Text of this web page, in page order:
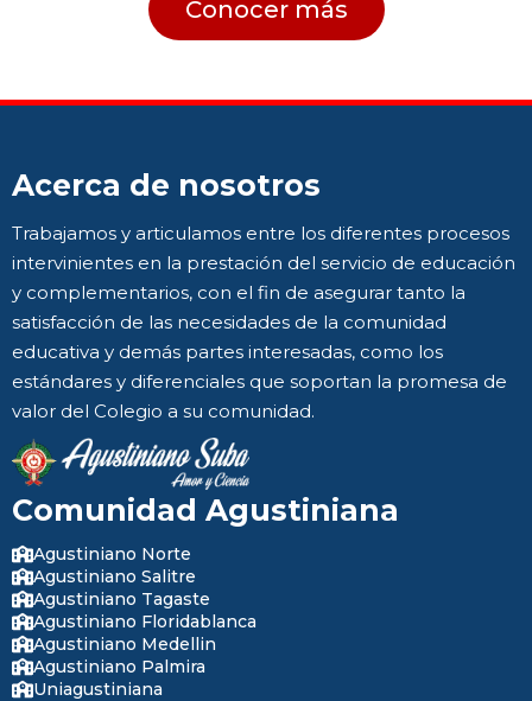
Conocer más
Acerca de nosotros
Trabajamos y articulamos entre los diferentes procesos
intervinientes en la prestación del servicio de educación
y complementarios, con el fin de asegurar tanto la
satisfacción de las necesidades de la comunidad
educativa y demás partes interesadas, como los
estándares y diferenciales que soportan la promesa de
valor del Colegio a su comunidad.
Comunidad Agustiniana
Agustiniano Norte
Agustiniano Salitre
Agustiniano Tagaste
Agustiniano Floridablanca
Agustiniano Medellin
Agustiniano Palmira
Uniagustiniana